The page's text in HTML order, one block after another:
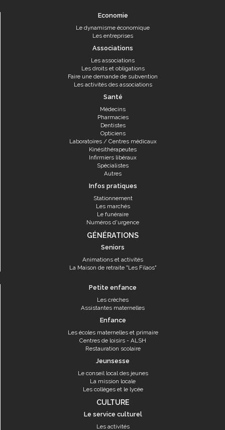
Economie
Le dynamisme économique
Les entreprises
Associations
Les associations
Les droits et obligations
Faire une demande de subvention
Les activités des associations
Santé
Médecins
Pharmacies
Dentistes
Opticiens
Laboratoires / Centres médicaux
Kinésithérapeutes
Infirmiers libéraux
Spécialistes
Autres
Infos pratiques
Stationnement
Les marchés
Le funéraire
Numéros d'urgence
GÉNÉRATIONS
Seniors
Animations et activités
La Maison de retraite "Les Filaos"
Petite enfance
Les crèches
Assistantes maternelles
Enfance
Les écoles maternelles et primaire
Centres de loisirs - ALSH
Restauration scolaire
Jeunsesse
Le conseil local des jeunes
La mission locale
Les collèges et le lycée
CULTURE
Le service culturel
Les activités